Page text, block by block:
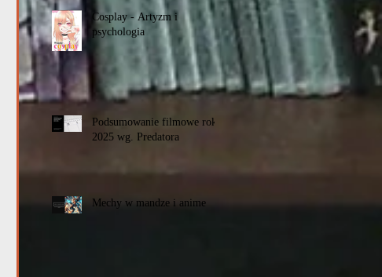
Cosplay - Artyzm i
psychologia
Podsumowanie filmowe roku
2025 wg. Predatora
Mechy w mandze i anime